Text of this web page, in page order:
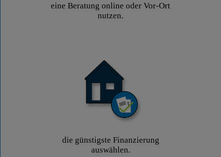
eine Beratung online oder Vor-Ort
nutzen.
die günstigste Finanzierung
auswählen.